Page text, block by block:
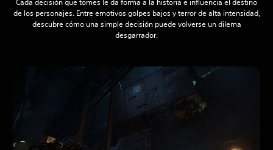
de los personajes. Entre emotivos golpes bajos y terror de alta intensidad,
descubre cómo una simple decisión puede volverse un dilema
desgarrador.